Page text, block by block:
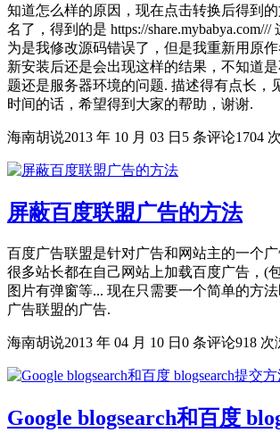
知道怎么样的原因，现在点击转换后得到
名了，得到的是 https://
为是我修改源码错误了，但是我重新用原
新安装后还是会出现这样的结果，不知道
题还是服务器环境的问题. 描述得有点长，
时间的话，希望得到大家的帮助，谢谢.
海南胡说2013 年 10 月 03 日 5 条评论1704
屏蔽百度联盟广告的方法
百度广告联盟是针对广告和网站主的一个
很多站长都在自己网站上加载百度广告，(
图片有弹窗等... 现在只需要一个简单的方
广告联盟的广告.
海南胡说2013 年 04 月 10 日 0 条评论918 次
Google blogsearch和百度